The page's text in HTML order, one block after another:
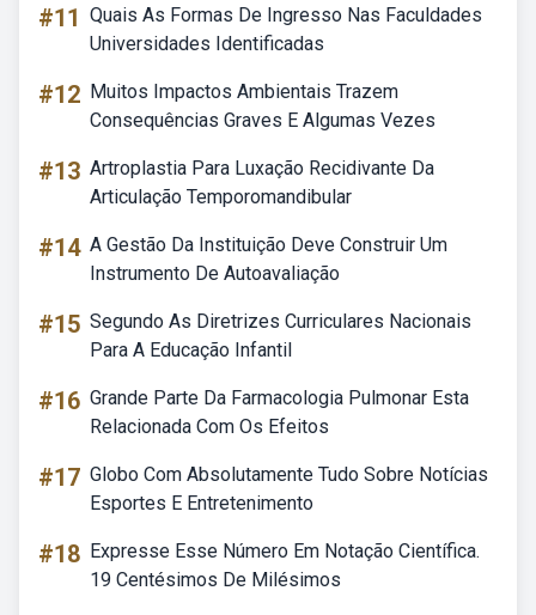
#11 Quais As Formas De Ingresso Nas Faculdades
Universidades Identificadas
#12 Muitos Impactos Ambientais Trazem
Consequências Graves E Algumas Vezes
#13 Artroplastia Para Luxação Recidivante Da
Articulação Temporomandibular
#14 A Gestão Da Instituição Deve Construir Um
Instrumento De Autoavaliação
#15 Segundo As Diretrizes Curriculares Nacionais
Para A Educação Infantil
#16 Grande Parte Da Farmacologia Pulmonar Esta
Relacionada Com Os Efeitos
#17 Globo Com Absolutamente Tudo Sobre Notícias
Esportes E Entretenimento
#18 Expresse Esse Número Em Notação Científica.
19 Centésimos De Milésimos